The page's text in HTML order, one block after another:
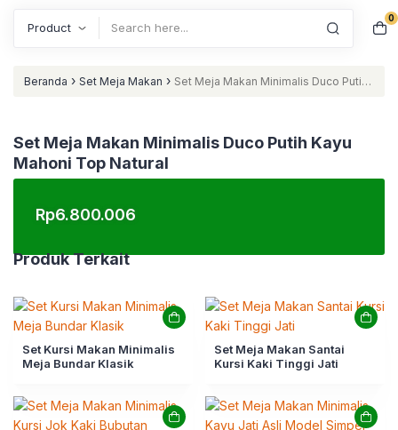
0
Beranda › Set Meja Makan › Set Meja Makan Minimalis Duco Putih
Set Meja Makan Minimalis Duco Putih Kayu
Mahoni Top Natural
Rp6.800.006
Produk Terkait
Set Kursi Makan Minimalis
Meja Bundar Klasik
Set Meja Makan Santai
Kursi Kaki Tinggi Jati